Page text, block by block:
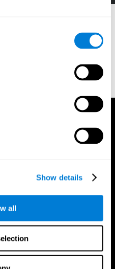
Show details
all
Presley, R. M., O'Jile, J., et al.
in patients with Alzheimer's
Neurology, 9(1), 35–42.